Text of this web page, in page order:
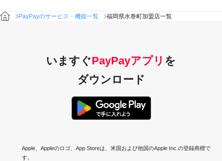
PayPayのサービス・機能一覧 福岡県水巻町加盟店一覧
いますぐPayPayアプリ を
ダウンロード
Apple、Appleのロゴ、App Storeは、米国および他国のApple Inc.の登録商標で
す。